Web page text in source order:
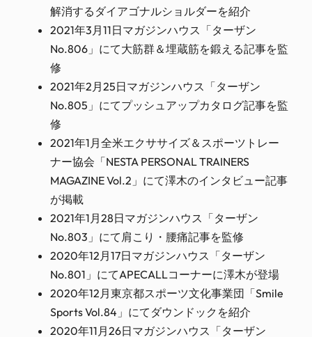
解消するダイアゴナルショルダーを紹介
2021年3月11日マガジンハウス「ターザン
No.806」にて大筋群＆埋蔵筋を鍛える記事を監
修
2021年2月25日マガジンハウス「ターザン
No.805」にてプッシュアップカタログ記事を監
修
2021年1月全米エクササイズ＆スポーツトレー
ナー協会「NESTA PERSONAL TRAINERS
MAGAZINE Vol.2」にて澤木のインタビュー記事
が掲載
2021年1月28日マガジンハウス「ターザン
No.803」にて肩こり・腰痛記事を監修
2020年12月17日マガジンハウス「ターザン
No.801」にてAPECALLコーナーに澤木が登場
2020年12月東京都スポーツ文化事業団「Smile
Sports Vol.84」にてダウンドックを紹介
2020年11月26日マガジンハウス「ターザン